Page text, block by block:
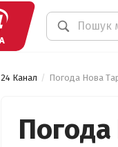
24 Канал Погода Нова